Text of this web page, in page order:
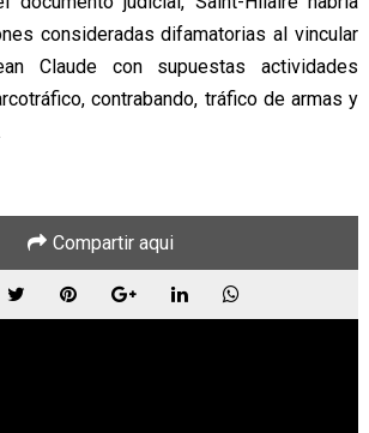
consideradas difamatorias al vincular
Claude con supuestas actividades
contrabando, tráfico de armas y
Compartir aqui